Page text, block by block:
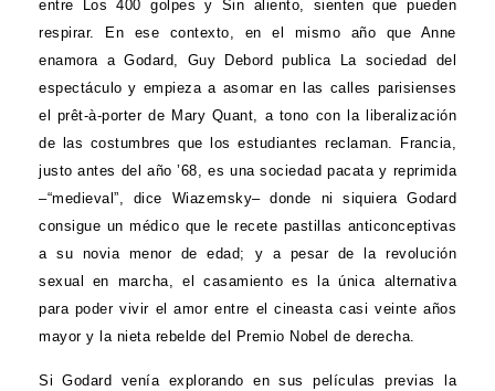
entre Los 400 golpes y Sin aliento, sienten que pueden
respirar. En ese contexto, en el mismo año que Anne
enamora a Godard, Guy Debord publica La sociedad del
espectáculo y empieza a asomar en las calles parisienses
el prêt-à-porter de Mary Quant, a tono con la liberalización
de las costumbres que los estudiantes reclaman. Francia,
justo antes del año ’68, es una sociedad pacata y reprimida
–“medieval”, dice Wiazemsky– donde ni siquiera Godard
consigue un médico que le recete pastillas anticonceptivas
a su novia menor de edad; y a pesar de la revolución
sexual en marcha, el casamiento es la única alternativa
para poder vivir el amor entre el cineasta casi veinte años
mayor y la nieta rebelde del Premio Nobel de derecha.
Si Godard venía explorando en sus películas previas la